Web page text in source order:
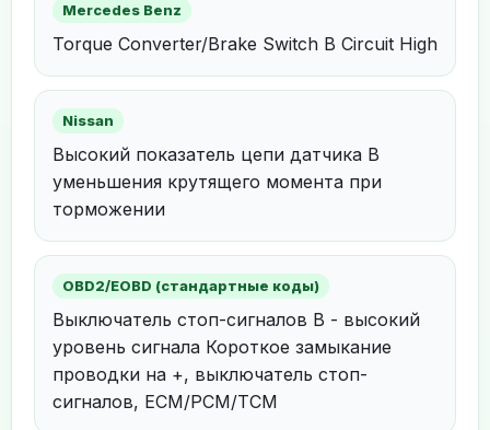
Mercedes Benz
Torque Converter/Brake Switch B Circuit High
Nissan
Высокий показатель цепи датчика B
уменьшения крутящего момента при
торможении
OBD2/EOBD (стандартные коды)
Выключатель стоп-сигналов B - высокий
уровень сигнала Короткое замыкание
проводки на +, выключатель стоп-
сигналов, ECM/PCM/TCM